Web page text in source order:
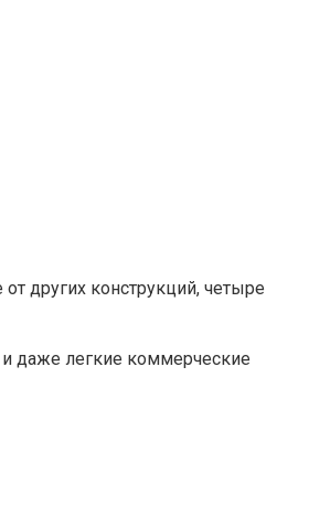
других конструкций, четыре
и даже легкие коммерческие